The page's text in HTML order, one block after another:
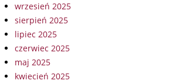
wrzesień 2025
sierpień 2025
lipiec 2025
czerwiec 2025
maj 2025
kwiecień 2025